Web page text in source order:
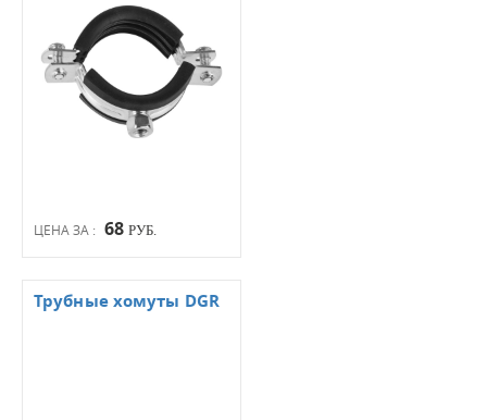
ЦЕНА ЗА : 68 РУБ.
Трубные хомуты DGR